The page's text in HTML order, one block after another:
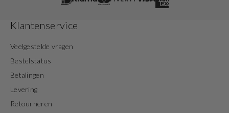
Klantenservice
Veelgestelde vragen
Bestelstatus
Betalingen
Levering
Retourneren